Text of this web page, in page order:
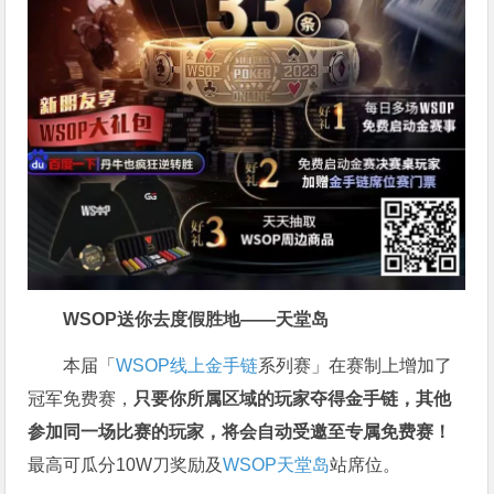
WSOP送你去度假胜地——天堂岛
本届「WSOP线上金手链系列赛」在赛制上增加了
冠军免费赛， 只要你所属区域的玩家夺得金手链，其他
参加同一场比赛的玩家，将会自动受邀至专属免费赛！
最高可瓜分10W刀奖励及WSOP天堂岛站席位。